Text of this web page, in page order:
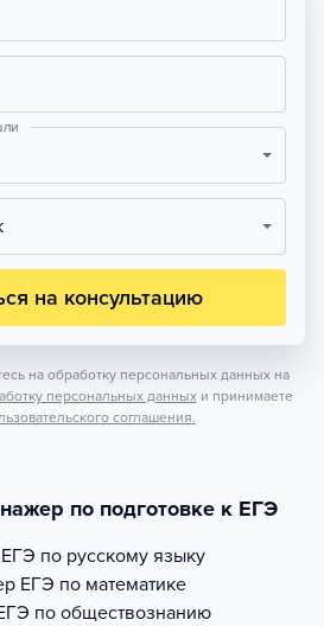
на консультацию
на обработку персональных данных на
персональных данных и принимаете
соглашения.
по подготовке к ЕГЭ
ЕГЭ по русскому языку
ЕГЭ по математике
по обществознанию